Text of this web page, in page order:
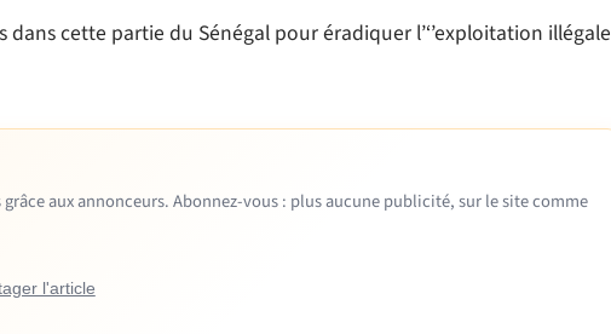
dans cette partie du Sénégal pour éradiquer l’‘’exploitation illégale
grâce aux annonceurs. Abonnez-vous : plus aucune publicité, sur le site comme
l'article